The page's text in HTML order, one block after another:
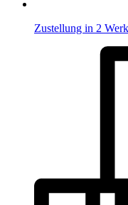
Zustellung in 2